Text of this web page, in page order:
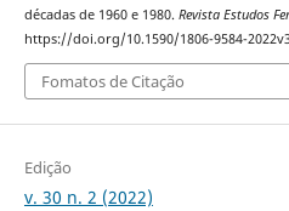
décadas de 1960 e 1980. Revista Estudos
https://doi.org/10.1590/1806-9584-
Fomatos de Citação
Edição
v. 30 n. 2 (2022)